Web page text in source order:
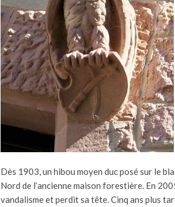
Dès 1903, un hibou moyen duc posé sur le
Nord de l’ancienne maison forestière. En
vandalisme et perdit sa tête. Cinq ans plus